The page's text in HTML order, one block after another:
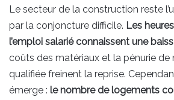
Le secteur de la construction reste
par la conjoncture difficile. Les
l’emploi salarié connaissent une
coûts des matériaux et la pénurie de
qualifiée freinent la reprise.
émerge : le nombre de logements